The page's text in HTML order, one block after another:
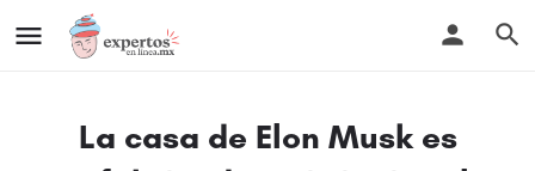
La casa de Elon Musk es